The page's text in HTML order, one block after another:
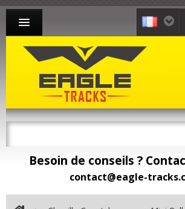
CHENILLE CAOUTCHOUC MINI-PELLE
CHENILLE CAOUTCHOUC CHARGEUR
CHENILLE CAOUTCHOUC
Besoin de pièces détachées ? Toomat !
Besoin de conseils ?
contact@eagle-